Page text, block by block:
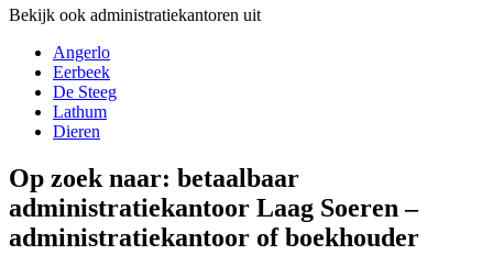
Bekijk ook administratiekantoren uit
Angerlo
Eerbeek
De Steeg
Lathum
Dieren
Op zoek naar: betaalbaar
administratiekantoor Laag Soeren –
administratiekantoor of boekhouder